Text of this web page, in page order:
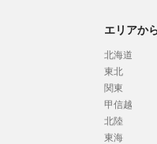
エリアか
北海道
東北
関東
甲信越
北陸
東海